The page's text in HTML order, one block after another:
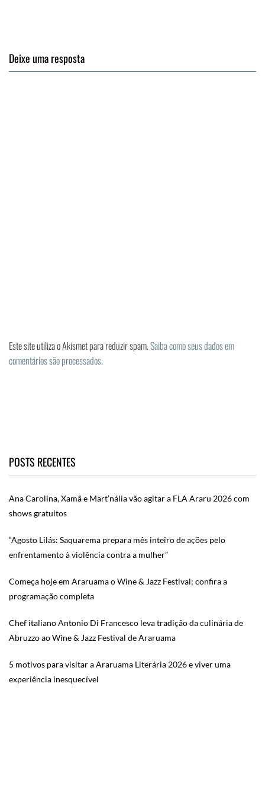
Deixe uma resposta
Este site utiliza o Akismet para reduzir spam.Saiba como seus dados em
comentários são processados.
POSTS RECENTES
Ana Carolina, Xamã e Mart’nália vão agitar a FLA Araru 2026 com
shows gratuitos
“Agosto Lilás: Saquarema prepara mês inteiro de ações pelo
enfrentamento à violência contra a mulher”
Começa hoje em Araruama o Wine & Jazz Festival; confira a
programação completa
Chef italiano Antonio Di Francesco leva tradição da culinária de
Abruzzo ao Wine & Jazz Festival de Araruama
5 motivos para visitar a Araruama Literária 2026 e viver uma
experiência inesquecível